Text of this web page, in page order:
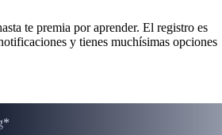
te premia por aprender. El registro es
y tienes muchísimas opciones